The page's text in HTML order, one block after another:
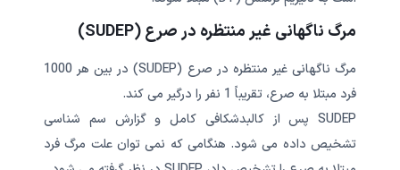
مرگ ناگهانی غیر منتظره در صرع (SUDEP)
مرگ ناگهانی غیر منتظره در صرع (SUDEP) در بین هر 1000
فرد مبتلا به صرع، تقریباً 1 نفر را درگیر می کند.
SUDEP پس از کالبدشکافی کامل و گزارش سم شناسی
تشخیص داده می شود. هنگامی که نمی توان علت مرگ فرد